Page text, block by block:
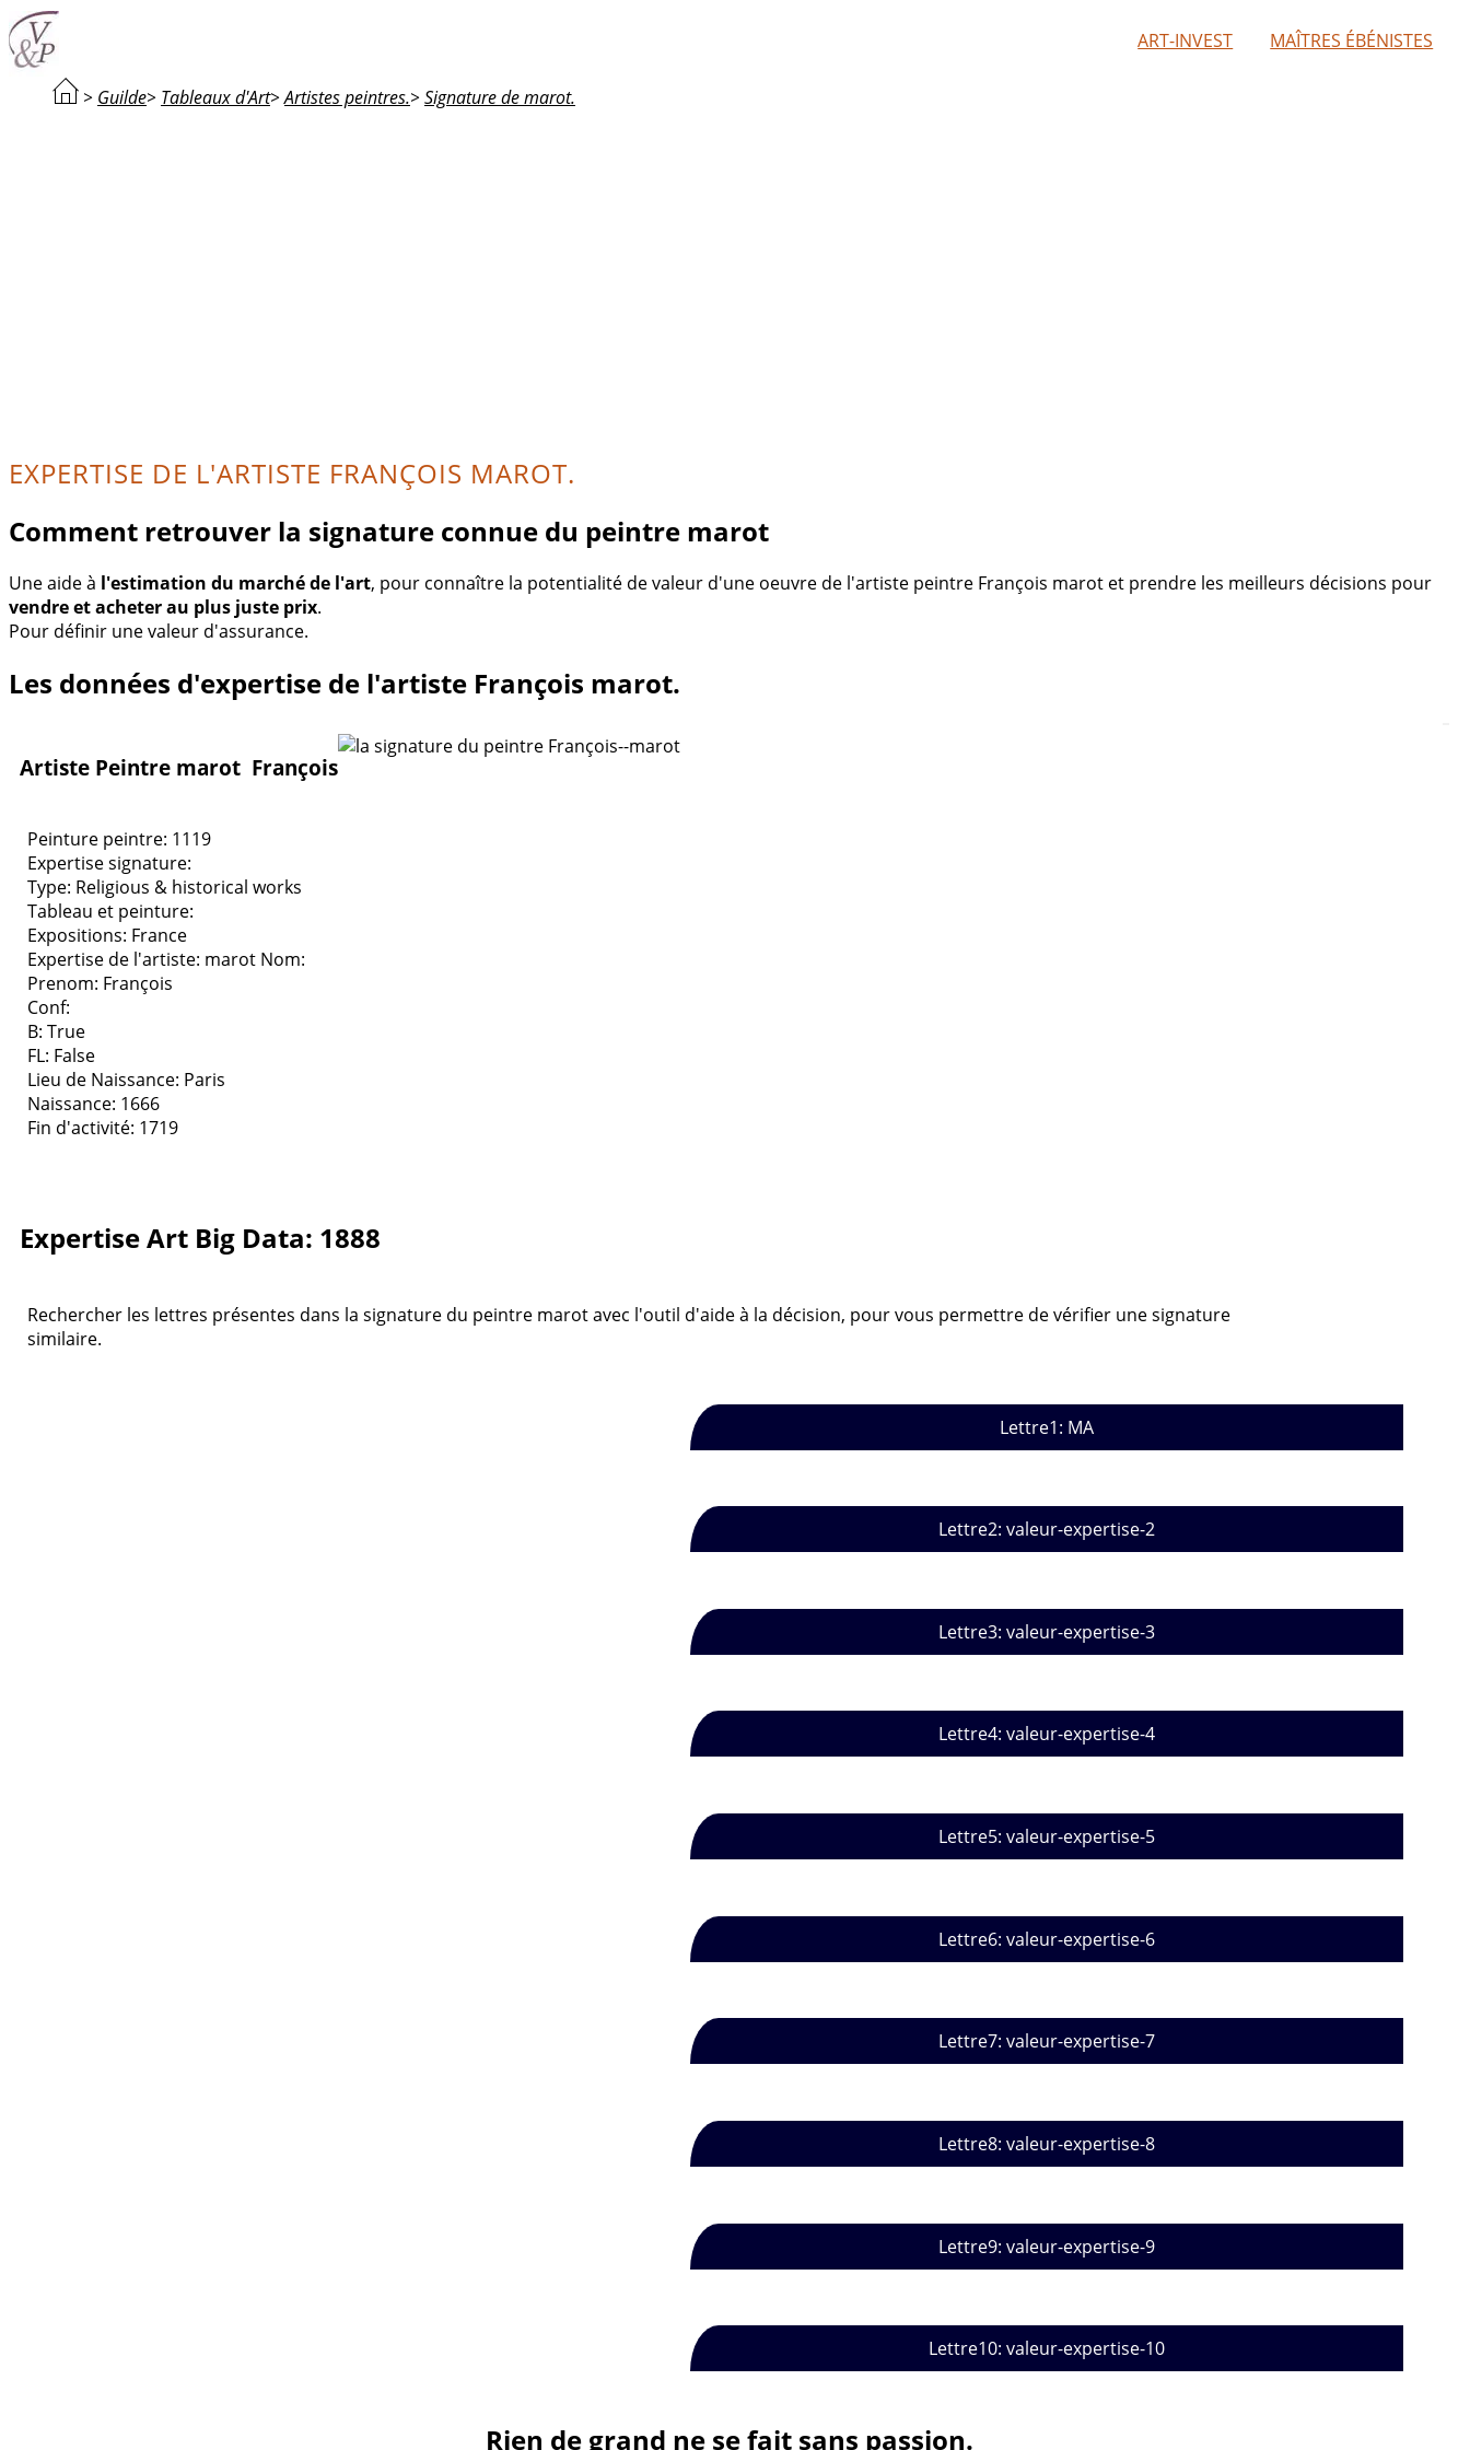
ART-INVEST MAÎTRES ÉBÉNISTES
> Guilde> Tableaux d'Art>Artistes peintres.> Signature de marot.
EXPERTISE DE L'ARTISTE FRANÇOIS MAROT.
Comment retrouver la signature connue du peintre marot
Une aide à l'estimation du marché de l'art, pour connaître la potentialité de valeur d'une oeuvre de l'artiste peintre François marot et prendre les meilleurs décisions pour
vendre et acheter au plus juste prix.
Pour définir une valeur d'assurance.
Les données d'expertise de l'artiste François marot.
Artiste Peintre marot François
Peinture peintre: 1119
Expertise signature:
Type: Religious & historical works
Tableau et peinture:
Expositions: France
Expertise de l'artiste: marot Nom:
Prenom: François
Conf:
B: True
FL: False
Lieu de Naissance: Paris
Naissance: 1666
Fin d'activité: 1719
Expertise Art Big Data: 1888
Rechercher les lettres présentes dans la signature du peintre marot avec l'outil d'aide à la décision, pour vous permettre de vérifier une signature
similaire.
Lettre1: MA
Lettre2: valeur-expertise-2
Lettre3: valeur-expertise-3
Lettre4: valeur-expertise-4
Lettre5: valeur-expertise-5
Lettre6: valeur-expertise-6
Lettre7: valeur-expertise-7
Lettre8: valeur-expertise-8
Lettre9: valeur-expertise-9
Lettre10: valeur-expertise-10
Rien de grand ne se fait sans passion.